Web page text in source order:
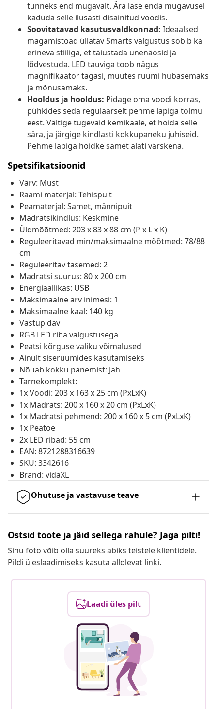
tunneks end mugavalt. Ära lase enda mugavusel
kaduda selle ilusasti disainitud voodis.
Soovitatavad kasutusvaldkonnad: Ideaalsed
magamistoad üllatav Smarts valgustus sobib ka
erineva stiiliga, et täiustada unenäosid ja
lõdvestuda. LED tauviga toob nägus
magnifikaator tagasi, muutes ruumi hubasemaks
ja mõnusamaks.
Hooldus ja hooldus: Pidage oma voodi korras,
pühkides seda regulaarselt pehme lapiga tolmu
eest. Vältige tugevaid kemikaale, et hoida selle
sära, ja järgige kindlasti kokkupaneku juhiseid.
Pehme lapiga hoidke samet alati värskena.
Spetsifikatsioonid
Värv: Must
Raami materjal: Tehispuit
Peamaterjal: Samet, männipuit
Madratsikindlus: Keskmine
Üldmõõtmed: 203 x 83 x 88 cm (P x L x K)
Reguleeritavad min/maksimaalne mõõtmed: 78/88
cm
Reguleeritav tasemed: 2
Madratsi suurus: 80 x 200 cm
Energiaallikas: USB
Maksimaalne arv inimesi: 1
Maksimaalne kaal: 140 kg
Vastupidav
RGB LED riba valgustusega
Peatsi kõrguse valiku võimalused
Ainult siseruumides kasutamiseks
Nõuab kokku panemist: Jah
Tarnekomplekt:
1x Voodi: 203 x 163 x 25 cm (PxLxK)
1x Madrats: 200 x 160 x 20 cm (PxLxK)
1x Madratsi pehmend: 200 x 160 x 5 cm (PxLxK)
1x Peatoe
2x LED ribad: 55 cm
EAN: 8721288316639
SKU: 3342616
Brand: vidaXL
Ohutuse ja vastavuse teave
Ostsid toote ja jäid sellega rahule? Jaga pilti!
Sinu foto võib olla suureks abiks teistele klientidele.
Pildi üleslaadimiseks kasuta allolevat linki.
Laadi üles pilt